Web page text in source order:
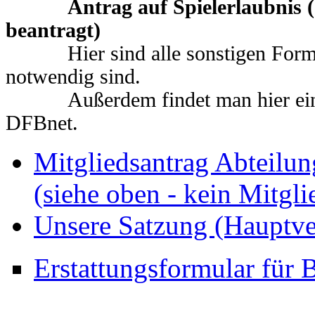
Antrag auf Spielerlaubnis
beantragt)
Hier sind alle sonstigen
notwendig sind.
Außerdem findet man hier eine
DFBnet.
Mitgliedsantrag
(siehe oben - kein
Unsere Satzung
Erstattungsformular für